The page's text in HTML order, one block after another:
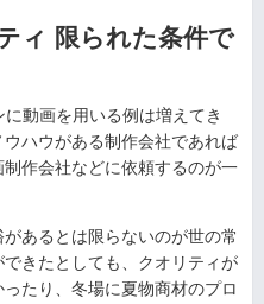
ィ 限られた条件で
動画を用いる例は増えてき
ハウがある制作会社であれば
作会社などに依頼するのが一
あるとは限らないのが世の常
きたとしても、クオリティが
たり、冬場に夏物商材のプロ